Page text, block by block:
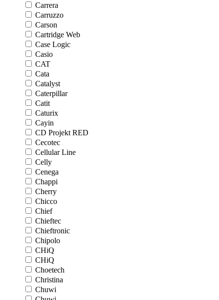
Carrera
Carruzzo
Carson
Cartridge Web
Case Logic
Casio
CAT
Cata
Catalyst
Caterpillar
Catit
Caturix
Cayin
CD Projekt RED
Cecotec
Cellular Line
Celly
Cenega
Chappi
Cherry
Chicco
Chief
Chieftec
Chieftronic
Chipolo
CHiQ
CHiQ
Choetech
Christina
Chuwi